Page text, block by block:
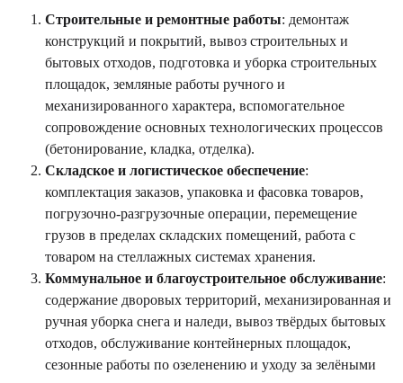
Строительные и ремонтные работы: демонтаж
конструкций и покрытий, вывоз строительных и
бытовых отходов, подготовка и уборка строительных
площадок, земляные работы ручного и
механизированного характера, вспомогательное
сопровождение основных технологических процессов
(бетонирование, кладка, отделка).
Складское и логистическое обеспечение:
комплектация заказов, упаковка и фасовка товаров,
погрузочно-разгрузочные операции, перемещение
грузов в пределах складских помещений, работа с
товаром на стеллажных системах хранения.
Коммунальное и благоустроительное обслуживание:
содержание дворовых территорий, механизированная и
ручная уборка снега и наледи, вывоз твёрдых бытовых
отходов, обслуживание контейнерных площадок,
сезонные работы по озеленению и уходу за зелёными